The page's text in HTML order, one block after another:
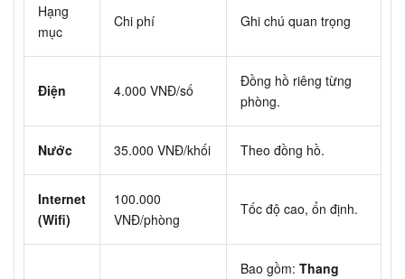
Hạng
mục
Chi phí Ghi chú quan trọng
Điện 4.000 VNĐ/số
Đồng hồ riêng từng
phòng.
Nước 35.000 VNĐ/khối Theo đồng hồ.
Internet
(Wifi)
100.000
VNĐ/phòng
Tốc độ cao, ổn định.
Bao gồm: Thang